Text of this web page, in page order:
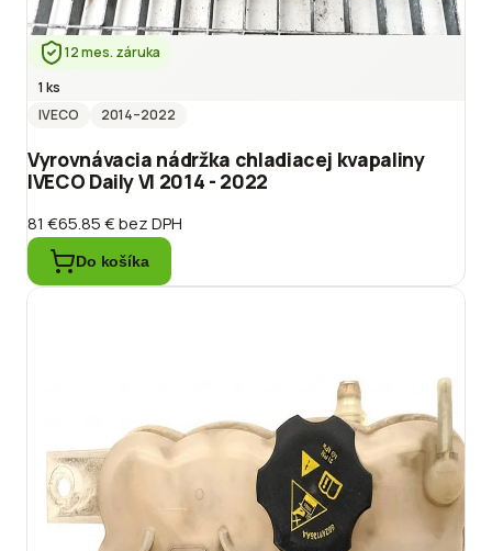
12 mes. záruka
1 ks
IVECO
2014–2022
Vyrovnávacia nádržka chladiacej kvapaliny
IVECO Daily VI 2014 - 2022
81 €65.85 €bez DPH
Do košíka